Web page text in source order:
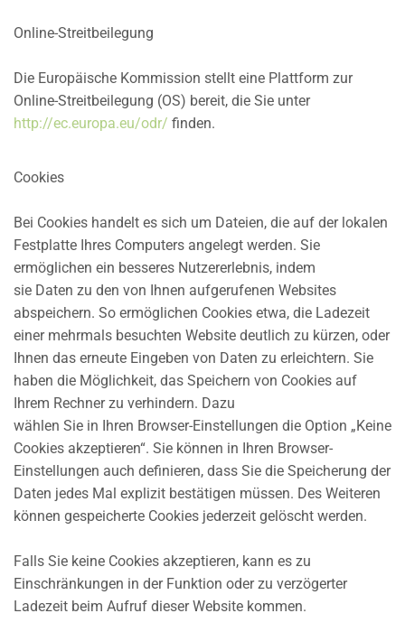
Online-Streitbeilegung
Die Europäische Kommission stellt eine Plattform zur
Online-Streitbeilegung (OS) bereit, die Sie unter
http://ec.europa.eu/odr/ finden.
Cookies
Bei Cookies handelt es sich um Dateien, die auf der lokalen
Festplatte Ihres Computers angelegt werden. Sie
ermöglichen ein besseres Nutzererlebnis, indem
sie Daten zu den von Ihnen aufgerufenen Websites
abspeichern. So ermöglichen Cookies etwa, die Ladezeit
einer mehrmals besuchten Website deutlich zu kürzen, oder
Ihnen das erneute Eingeben von Daten zu erleichtern. Sie
haben die Möglichkeit, das Speichern von Cookies auf
Ihrem Rechner zu verhindern. Dazu
wählen Sie in Ihren Browser-Einstellungen die Option „Keine
Cookies akzeptieren“. Sie können in Ihren Browser-
Einstellungen auch definieren, dass Sie die Speicherung der
Daten jedes Mal explizit bestätigen müssen. Des Weiteren
können gespeicherte Cookies jederzeit gelöscht werden.
Falls Sie keine Cookies akzeptieren, kann es zu
Einschränkungen in der Funktion oder zu verzögerter
Ladezeit beim Aufruf dieser Website kommen.